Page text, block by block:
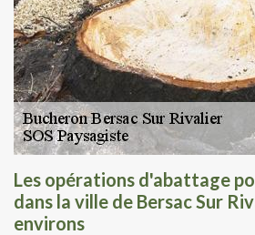
Les opérations d'abattage
dans la ville de Bersac Sur
environs